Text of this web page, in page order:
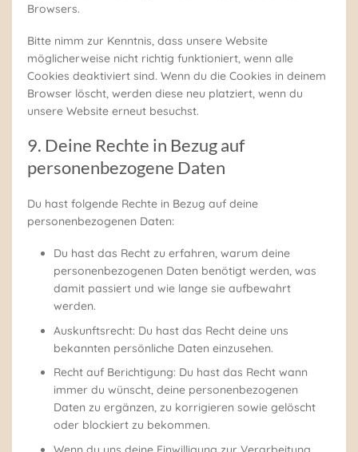
Browsers.
Bitte nimm zur Kenntnis, dass unsere Website
möglicherweise nicht richtig funktioniert, wenn alle
Cookies deaktiviert sind. Wenn du die Cookies in deinem
Browser löscht, werden diese neu platziert, wenn du
unsere Website erneut besuchst.
9. Deine Rechte in Bezug auf
personenbezogene Daten
Du hast folgende Rechte in Bezug auf deine
personenbezogenen Daten:
Du hast das Recht zu erfahren, warum deine
personenbezogenen Daten benötigt werden, was
damit passiert und wie lange sie aufbewahrt
werden.
Auskunftsrecht: Du hast das Recht deine uns
bekannten persönliche Daten einzusehen.
Recht auf Berichtigung: Du hast das Recht wann
immer du wünscht, deine personenbezogenen
Daten zu ergänzen, zu korrigieren sowie gelöscht
oder blockiert zu bekommen.